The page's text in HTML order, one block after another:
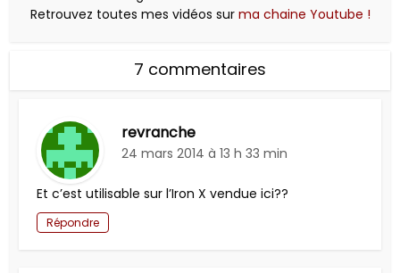
Retrouvez toutes mes vidéos sur ma chaine Youtube !
7 commentaires
revranche
24 mars 2014 à 13 h 33 min
Et c’est utilisable sur l’Iron X vendue ici??
Répondre